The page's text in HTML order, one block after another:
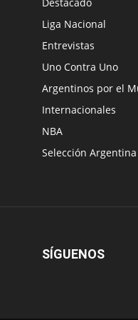
Liga Nacional
Entrevistas
Uno Contra Uno
Argentinos por el
Internacionales
NBA
Selección Argentina
SÍGUENOS